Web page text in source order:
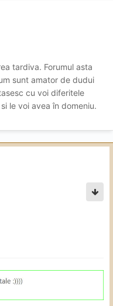
tardiva. Forumul asta
sunt amator de dudui
cu voi diferitele
le voi avea în domeniu.